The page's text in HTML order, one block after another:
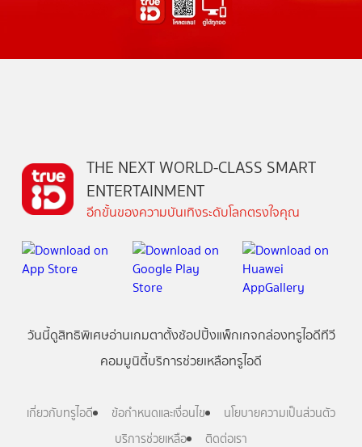
THE NEXT WORLD-CLASS SMART
ENTERTAINMENT
อีกขั้นของความบันเทิงระดับโลกตรงใจคุณ
วันนี้ดูสิทธิพิเศษอ่านเกมตาตั้งช้อปปิ้งแพ็กเกจกล่องทรูไอดีทีวี
คอมมูนิตี้บริการช่วยเหลือทรูไอดี
เกี่ยวกับทรูไอดี ข้อกำหนดและเงื่อนไข
นโยบายความเป็นส่วนตัว
บริการช่วยเหลือ
ติดต่อเรา